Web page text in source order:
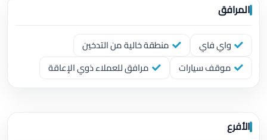
المرافق
واي فاي
منطقة خالية من التدخين
موقف سيارات
مرافق للعملاء ذوي الإعاقة
الأفرع